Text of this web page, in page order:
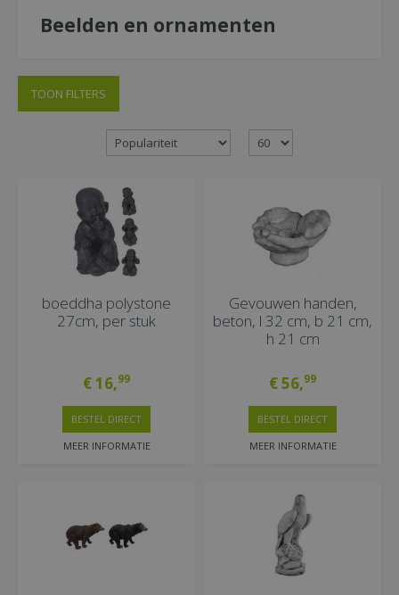
Beelden en ornamenten
TOON FILTERS
boeddha polystone
27cm, per stuk
€16,99
MEER INFORMATIE
BESTEL DIRECT
Gevouwen handen,
beton, l 32 cm, b 21 cm,
h 21 cm
€56,99
MEER INFORMATIE
BESTEL DIRECT